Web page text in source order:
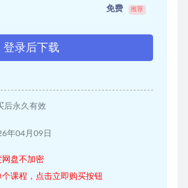
免费 推荐
登录后下载
后永久有效
年04月09日
网盘不加密
课程，点击立即购买按钮